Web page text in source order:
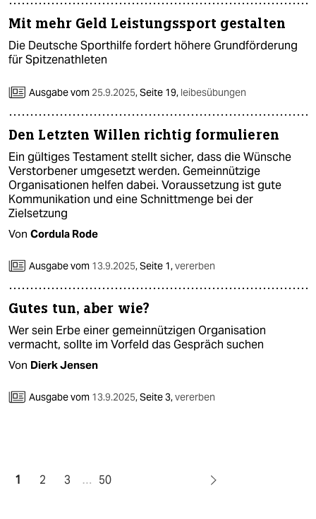
Mit mehr Geld Leistungssport gestalten
Die Deutsche Sporthilfe fordert höhere Grundförderung
für Spitzenathleten
Ausgabe vom 25.9.2025,Seite 19, leibesübungen
Den Letzten Willen richtig formulieren
Ein gültiges Testament stellt sicher, dass die Wünsche
Verstorbener umgesetzt werden. Gemeinnützige
Organisationen helfen dabei. Voraussetzung ist gute
Kommunikation und eine Schnittmenge bei der
Zielsetzung
Von Cordula Rode
Ausgabe vom 13.9.2025,Seite 1,vererben
Gutes tun, aber wie?
Wer sein Erbe einer gemeinnützigen Organisation
vermacht, sollte im Vorfeld das Gespräch suchen
Von Dierk Jensen
Ausgabe vom 13.9.2025,Seite 3,vererben
1 2 3 … 50